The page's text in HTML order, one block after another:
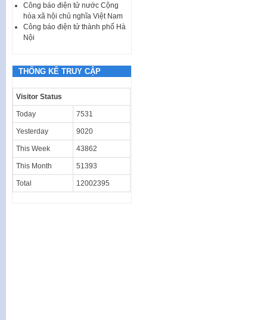
Công báo điện tử nước Cộng
hòa xã hội chủ nghĩa Việt Nam
Công báo điện tử thành phố Hà
Nội
THỐNG KÊ TRUY CẬP
Visitor Status
Today 7531
Yesterday 9020
This Week 43862
This Month 51393
Total 12002395